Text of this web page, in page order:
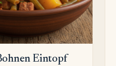
Eintopf